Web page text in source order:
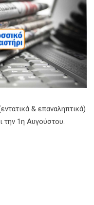
& επαναληπτικά)
την 1η Αυγούστου.